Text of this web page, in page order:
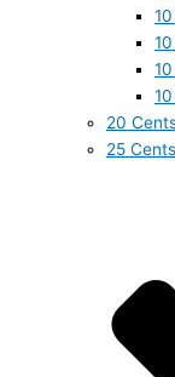
20
25 Cents